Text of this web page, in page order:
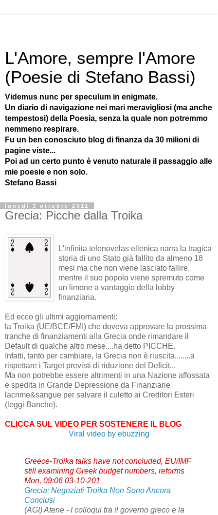
L'Amore, sempre l'Amore
(Poesie di Stefano Bassi)
Videmus nunc per speculum in enigmate.
Un diario di navigazione nei mari meravigliosi (ma anche
tempestosi) della Poesia, senza la quale non potremmo
nemmeno respirare.
Fu un ben conosciuto blog di finanza da 30 milioni di
pagine viste...
Poi ad un certo punto è venuto naturale il passaggio alle
mie poesie e non solo.
Stefano Bassi
lunedì 3 ottobre 2011
Grecia: Picche dalla Troika
L'infinita telenovelas ellenica narra la tragica
storia di uno Stato già fallito da almeno 18
mesi ma che non viene lasciato fallire,
mentre il suo popolo viene spremuto come
un limone a vantaggio della lobby
finanziaria.
Ed ecco gli ultimi aggiornamenti:
la Troika (UE/BCE/FMI) che doveva approvare la prossima
tranche di finanziamenti alla Grecia onde rimandare il
Default di qualche altro mese....ha detto PICCHE.
Infatti, tanto per cambiare, la Grecia non è riuscita........a
rispettare i Target previsti di riduzione del Deficit...
Ma non potrebbe essere altrimenti in una Nazione affossata
e spedita in Grande Depressione da Finanziarie
lacrime&sangue per salvare il culetto ai Creditori Esteri
(leggi Banche).
CLICCA SUL VIDEO PER SOSTENERE IL BLOG
Viral video by ebuzzing
Greece-Troika talks have not concluded, EU/IMF
still examining Greek budget numbers, reforms
Mon, 09:06 03-10-201
Grecia: Negoziati Troika Non Sono Ancora
Conclusi
(AGI) Atene - I colloqui tra il governo greco e la